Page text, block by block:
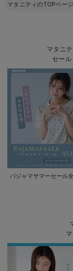
マタニティのTOPペー
マタニ
セー
パジャマサマーセール